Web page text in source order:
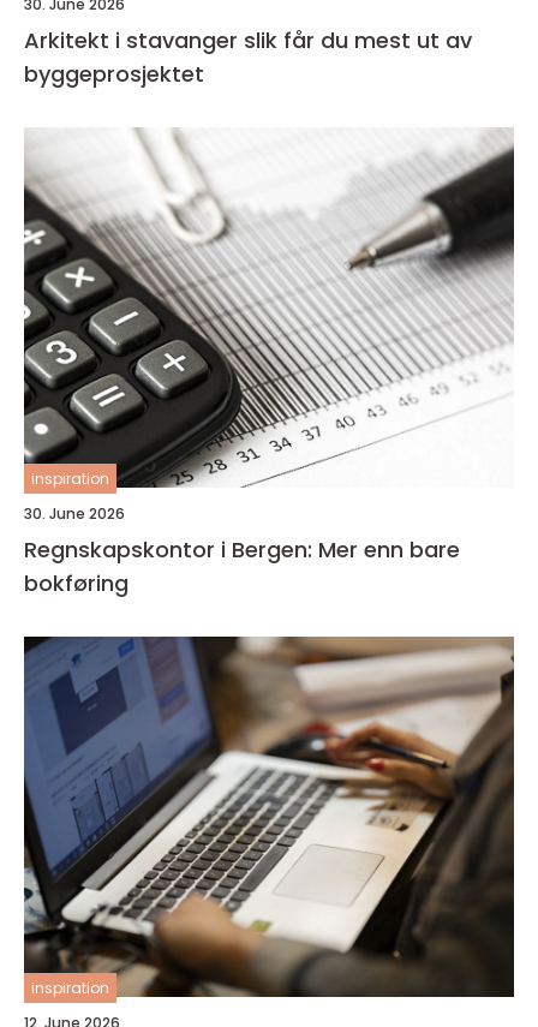
30. June 2026
Arkitekt i stavanger slik får du mest ut av
byggeprosjektet
inspiration
30. June 2026
Regnskapskontor i Bergen: Mer enn bare
bokføring
inspiration